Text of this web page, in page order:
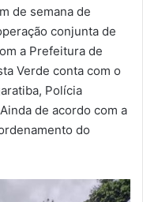
de semana de
conjunta de
a Prefeitura de
Verde conta com o
Polícia
de acordo com a
do